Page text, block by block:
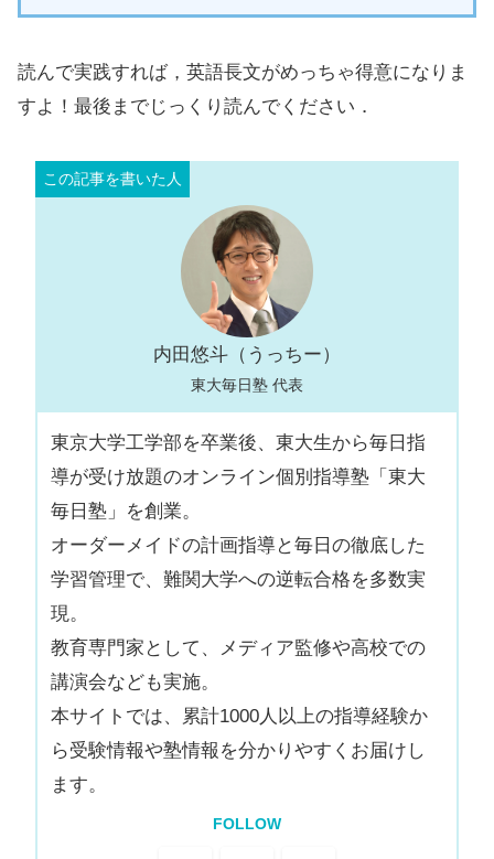
読んで実践すれば，英語長文がめっちゃ得意になりま
すよ！最後までじっくり読んでください．
内田悠斗（うっちー）
東大毎日塾 代表
東京大学工学部を卒業後、東大生から毎日指
導が受け放題のオンライン個別指導塾「東大
毎日塾」を創業。
オーダーメイドの計画指導と毎日の徹底した
学習管理で、難関大学への逆転合格を多数実
現。
教育専門家として、メディア監修や高校での
講演会なども実施。
本サイトでは、累計1000人以上の指導経験か
ら受験情報や塾情報を分かりやすくお届けし
ます。
FOLLOW